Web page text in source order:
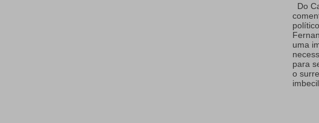
Do
uma
para
o